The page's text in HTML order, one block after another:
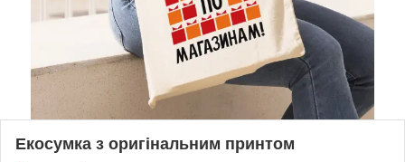
Екосумка з оригінальним принтом